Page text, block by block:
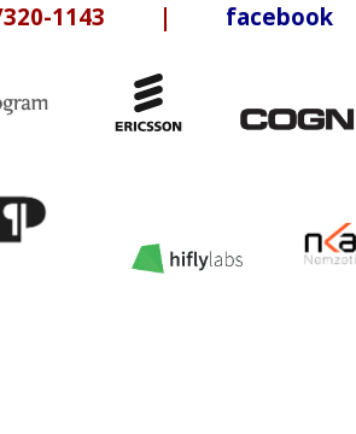
1143 | facebook